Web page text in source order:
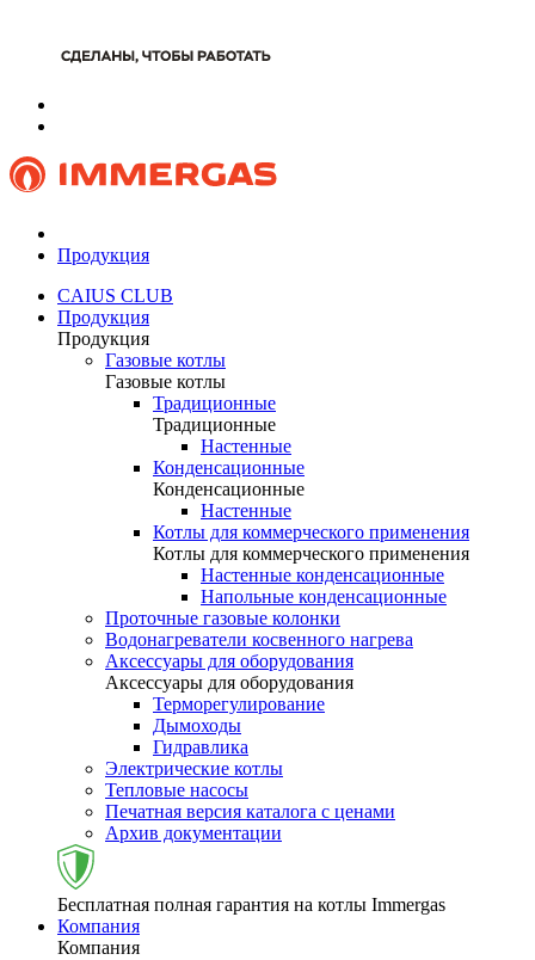
Продукция
CAIUS CLUB
Продукция
Продукция
Газовые котлы
Газовые котлы
Традиционные
Традиционные
Настенные
Конденсационные
Конденсационные
Настенные
Котлы для коммерческого применения
Котлы для коммерческого применения
Настенные конденсационные
Напольные конденсационные
Проточные газовые колонки
Водонагреватели косвенного нагрева
Аксессуары для оборудования
Аксессуары для оборудования
Терморегулирование
Дымоходы
Гидравлика
Электрические котлы
Тепловые насосы
Печатная версия каталога с ценами
Архив документации
Бесплатная полная гарантия на котлы Immergas
Компания
Компания